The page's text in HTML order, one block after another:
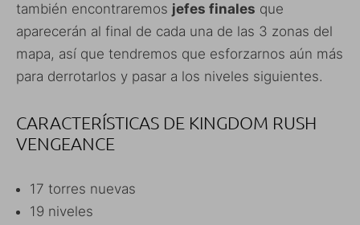
también encontraremos jefes finales que
aparecerán al final de cada una de las 3 zonas del
mapa, así que tendremos que esforzarnos aún más
para derrotarlos y pasar a los niveles siguientes.
CARACTERÍSTICAS DE KINGDOM RUSH
VENGEANCE
17 torres nuevas
19 niveles